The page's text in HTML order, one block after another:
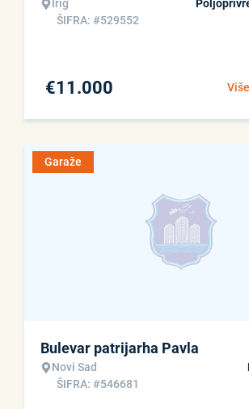
Irig
ŠIFRA: #529552
€11.000
Garaže
Bulevar patrijarha Pavla
Novi Sad
ŠIFRA: #546681